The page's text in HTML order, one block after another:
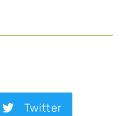
Twitter